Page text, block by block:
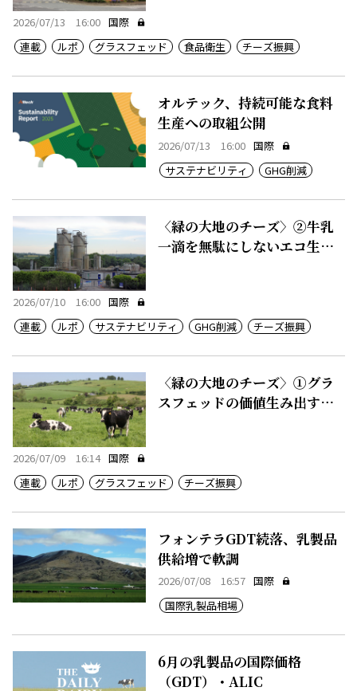
2026/07/13 16:00 国際
連載
ルポ グラスフェッド 食品衛生 チーズ振興
オルテック、持続可能な食料
生産への取組公開
2026/07/13 16:00 国際
サステナビリティ
GHG削減
〈緑の大地のチーズ〉②牛乳
一滴を無駄にしないエコ生産
2026/07/10 16:00 国際
連載
ルポ サステナビリティ GHG削減 チーズ振興
〈緑の大地のチーズ〉①グラ
スフェッドの価値生み出す豊
2026/07/09 16:14 国際
連載
ルポ グラスフェッド チーズ振興
フォンテラGDT続落、乳製品
供給増で軟調
2026/07/08 16:57 国際
国際乳製品相場
6月の乳製品の国際価格
（GDT）・ALIC